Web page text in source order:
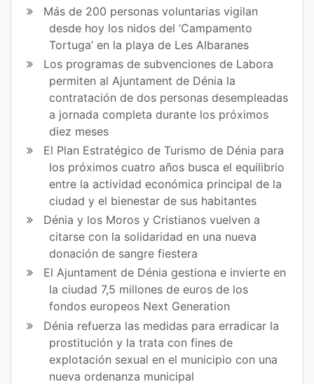
Más de 200 personas voluntarias vigilan
desde hoy los nidos del ‘Campamento
Tortuga’ en la playa de Les Albaranes
Los programas de subvenciones de Labora
permiten al Ajuntament de Dénia la
contratación de dos personas desempleadas
a jornada completa durante los próximos
diez meses
El Plan Estratégico de Turismo de Dénia para
los próximos cuatro años busca el equilibrio
entre la actividad económica principal de la
ciudad y el bienestar de sus habitantes
Dénia y los Moros y Cristianos vuelven a
citarse con la solidaridad en una nueva
donación de sangre fiestera
El Ajuntament de Dénia gestiona e invierte en
la ciudad 7,5 millones de euros de los
fondos europeos Next Generation
Dénia refuerza las medidas para erradicar la
prostitución y la trata con fines de
explotación sexual en el municipio con una
nueva ordenanza municipal